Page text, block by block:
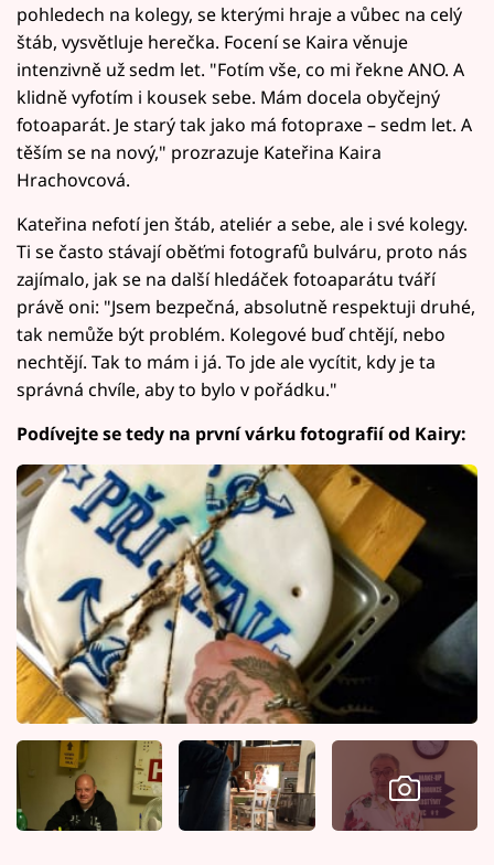
pohledech na kolegy, se kterými hraje a vůbec na celý
štáb, vysvětluje herečka. Focení se Kaira věnuje
intenzivně už sedm let. "Fotím vše, co mi řekne ANO. A
klidně vyfotím i kousek sebe. Mám docela obyčejný
fotoaparát. Je starý tak jako má fotopraxe – sedm let. A
těším se na nový," prozrazuje Kateřina Kaira
Hrachovcová.
Kateřina nefotí jen štáb, ateliér a sebe, ale i své kolegy.
Ti se často stávají oběťmi fotografů bulváru, proto nás
zajímalo, jak se na další hledáček fotoaparátu tváří
právě oni: "Jsem bezpečná, absolutně respektuji druhé,
tak nemůže být problém. Kolegové buď chtějí, nebo
nechtějí. Tak to mám i já. To jde ale vycítit, kdy je ta
správná chvíle, aby to bylo v pořádku."
Podívejte se tedy na první várku fotografií od Kairy: